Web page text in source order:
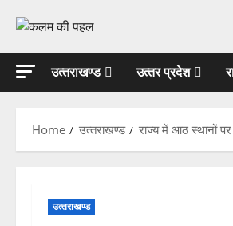
content
उत्‍तराखण्‍ड
उत्‍तर प्रदेश
Home उत्‍तराखण्‍ड राज्य में आठ स्थानों
उत्‍तराखण्‍ड